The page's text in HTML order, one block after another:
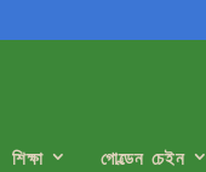
শিক্ষা গোল্ডেন চেইন